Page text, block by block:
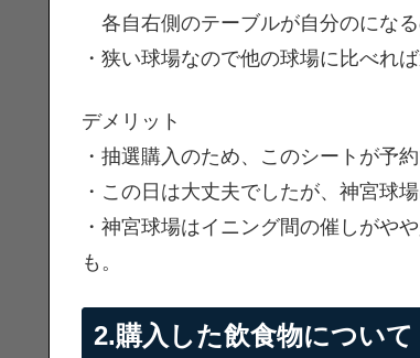
各自右側のテーブルが自分のにな
・狭い球場なので他の球場に比べれ
デメリット
・抽選購入のため、このシートが予
・この日は大丈夫でしたが、神宮球
・神宮球場はイニング間の催しがや
も。
2.購入した飲食物について